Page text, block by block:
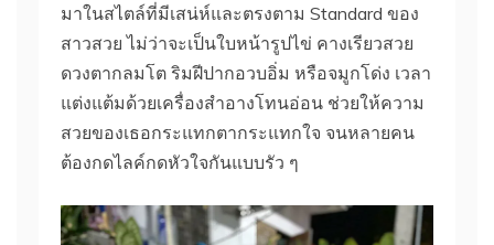
มาในสไตล์ที่มีเสน่ห์และตรงตาม Standard ของ
สาวสวย ไม่ว่าจะเป็นใบหน้ารูปไข่ คางเรียวสวย
ดวงตากลมโต ริมฝีปากอวบอิ่ม หรือจมูกโด่ง เวลา
แต่งแต้มด้วยเครื่องสำอางโทนอ่อน ช่วยให้ความ
สวยของเธอกระแทกตากระแทกใจ จนหลายคน
ต้องกดไลค์กดหัวใจกันแบบรัว ๆ